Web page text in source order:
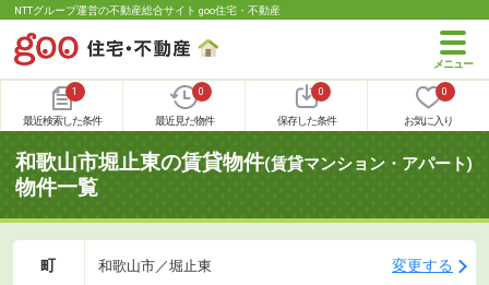
NTTグループ運営の不動産総合サイト goo住宅・不動産
1
最近検索した条件
0
最近見た物件
0
保存した条件
0
お気に入り
和歌山市堀止東の賃貸物件(賃貸マンション・アパート)
物件一覧
町 和歌山市／堀止東 変更する